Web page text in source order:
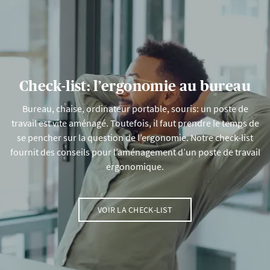
Check-list: l’ergonomie au bureau
Bureau, chaise, ordinateur portable, souris: un poste de
travail est vite aménagé. Toutefois, il faut prendre le temps de
se pencher sur la question de l’ergonomie. Notre check-list
fournit des conseils pour l’aménagement d’un poste de travail
ergonomique.
VOIR LA CHECK-LIST